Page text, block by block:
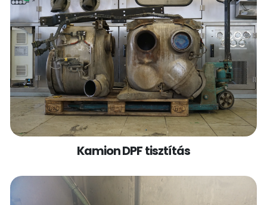
Kamion DPF tisztítás